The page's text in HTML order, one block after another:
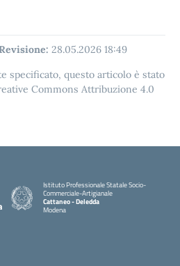
28.05.2026 18:49
specificato, questo articolo è stato
Commons Attribuzione 4.0
Istituto Professionale Statale Socio-
Commerciale-Artigianale
Cattaneo - Deledda
Modena